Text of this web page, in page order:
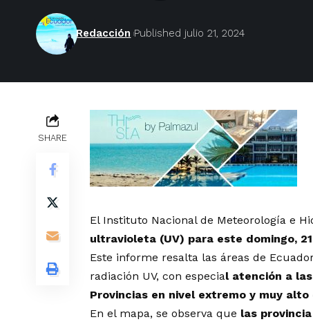
Redacción Published julio 21, 2024
SHARE
El Instituto Nacional de Meteorología e
ultravioleta (UV) para este domingo,
Este informe resalta las áreas de
radiación UV, con especial atención a
Provincias en nivel extremo y muy alto
En el mapa, se observa que las